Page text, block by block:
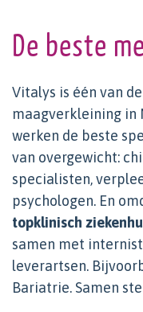
De beste
Vitalys is één van
maagverkleining in
werken de beste
van overgewicht:
specialisten,
psychologen. En
topklinisch
samen met
leverartsen.
Bariatrie. Samen